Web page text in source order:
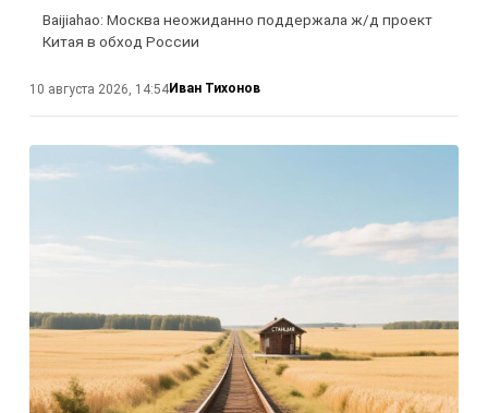
Baijiahao: Москва неожиданно поддержала ж/д проект
Китая в обход России
10 августа 2026, 14:54Иван Тихонов